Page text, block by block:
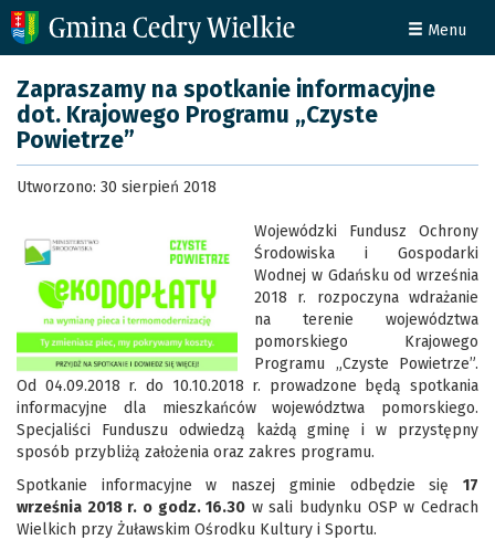
Menu
Zapraszamy na spotkanie informacyjne
dot. Krajowego Programu „Czyste
Powietrze”
Utworzono: 30 sierpień 2018
Wojewódzki Fundusz Ochrony
Środowiska i Gospodarki
Wodnej w Gdańsku od września
2018 r. rozpoczyna wdrażanie
na terenie województwa
pomorskiego Krajowego
Programu „Czyste Powietrze”.
Od 04.09.2018 r. do 10.10.2018 r. prowadzone będą spotkania
informacyjne dla mieszkańców województwa pomorskiego.
Specjaliści Funduszu odwiedzą każdą gminę i w przystępny
sposób przybliżą założenia oraz zakres programu.
Spotkanie informacyjne w naszej gminie odbędzie się 17
września 2018 r. o godz. 16.30 w sali budynku OSP w Cedrach
Wielkich przy Żuławskim Ośrodku Kultury i Sportu.